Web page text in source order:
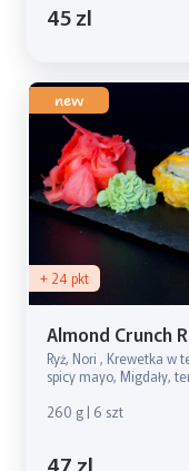
45 zl
new
+ 24 pkt
Almond Crunch
Ryż, Nori , Krewetka w
spicy mayo, Migdały,
260 g | 6 szt
47 zl